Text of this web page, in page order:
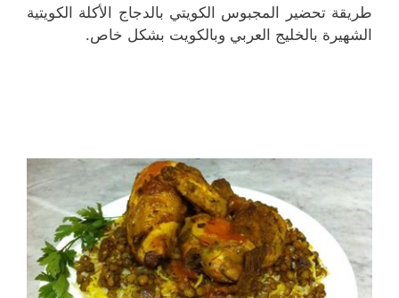
طريقة تحضير المجبوس الكويتي بالدجاج الأكلة الكويتية
الشهيرة بالخليج العربي وبالكويت بشكل خاص.